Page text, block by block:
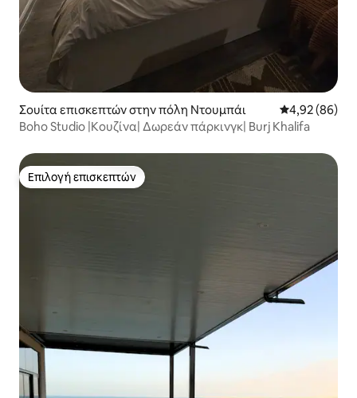
Σουίτα επισκεπτών στην πόλη Ντουμπάι Μέση
4,92 (86)
Boho Studio |Κουζίνα| Δωρεάν πάρκινγκ| Burj Khalifa
Επιλογή επισκεπτών
Επιλογή επισκεπτών